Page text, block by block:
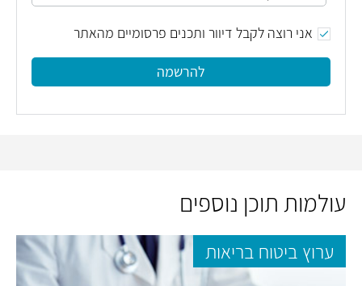
אני רוצה לקבל דיוור ותכנים פרסומיים מהאתר
להרשמה
עולמות תוכן נוספים
ערוץ ביטוח בריאות